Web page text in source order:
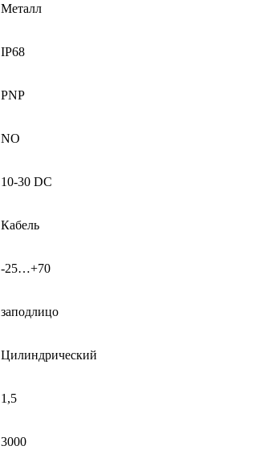
Металл
IP68
PNP
NO
10-30 DC
Кабель
-25…+70
заподлицо
Цилиндрический
1,5
3000